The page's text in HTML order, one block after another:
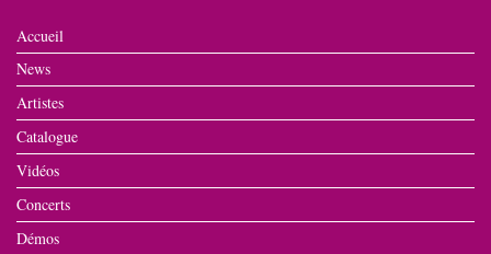
Accueil
News
Artistes
Catalogue
Vidéos
Concerts
Démos